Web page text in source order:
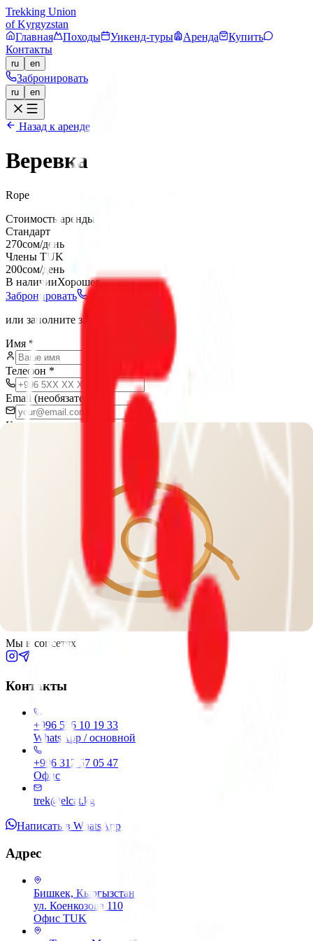
Trekking Union
of Kyrgyzstan
Главная
Походы Уикенд-туры Аренда
Купить
Контакты
ru en
Забронировать
ru en
Назад к аренде
Веревка
Rope
Стоимость аренды
Стандарт
270сом/день
Члены TUK
200сом/день
В наличииХорошее
Забронировать
или заполните заявку
Имя *
Телефон *
Email (необязательно)
Кол-во человек
Отвечаем в течение нескольких часов
Профессиональный горный туризм в Кыргызстане с 2005 года
Мы в соцсетях
Контакты
+996 556 10 19 33
WhatsApp / основной
+996 312 57 05 47
Офис
trek@elcat.kg
Написать в WhatsApp
Адрес
Бишкек, Кыргызстан
ул. Коенкозова 110
Офис TUK